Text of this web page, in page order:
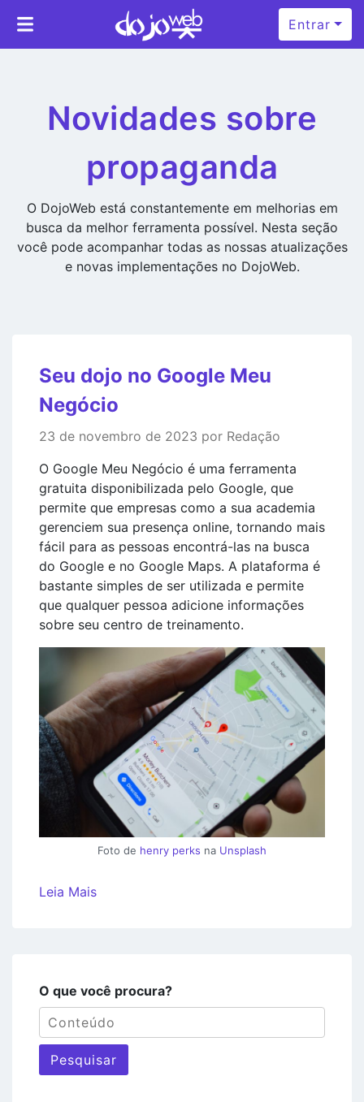
Entrar
Novidades sobre
propaganda
O DojoWeb está constantemente em melhorias em
busca da melhor ferramenta possível. Nesta seção
você pode acompanhar todas as nossas atualizações
e novas implementações no DojoWeb.
Seu dojo no Google Meu
Negócio
23 de novembro de 2023 por Redação
O Google Meu Negócio é uma ferramenta
gratuita disponibilizada pelo Google, que
permite que empresas como a sua academia
gerenciem sua presença online, tornando mais
fácil para as pessoas encontrá-las na busca
do Google e no Google Maps. A plataforma é
bastante simples de ser utilizada e permite
que qualquer pessoa adicione informações
sobre seu centro de treinamento.
Foto de henry perks na Unsplash
Leia Mais
O que você procura?
Pesquisar